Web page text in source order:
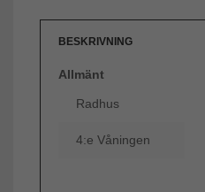
BESKRIVNING
Allmänt
Radhus
4:e Våningen